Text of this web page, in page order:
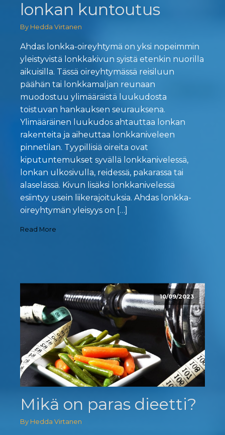
lonkan kuntoutus
By Hedda Virtanen
Ahdas lonkka-oireyhtymä on yksi nopeimmin
yleistyvistä lonkkakivun syistä etenkin nuorilla
aikuisilla. Tässä oireyhtymässä reisiluun
päähän tai lonkkamaljan reunaan
muodostuu ylimääräistä luukudosta
toistuvan hankauksen seurauksena.
Ylimääräinen luukudos ahtauttaa lonkan
rakenteita ja aiheuttaa lonkkaniveleen
pinnetilan. Tyypillisiä oireita ovat
kiputuntemukset syvällä lonkkanivelessä,
lonkan ulkosivulla, reidessä, pakarassa tai
alaselässä. Kivun lisäksi lonkkanivelessä
esiintyy usein liikerajoituksia. Ahdas lonkka-
oireyhtymän yleisyys on […]
Read More
10/09/2023
Mikä on paras dieetti?
By Hedda Virtanen